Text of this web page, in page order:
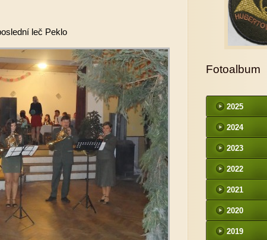
leč Peklo
Fotoalbum
2025
2024
2023
2022
2021
2020
2019